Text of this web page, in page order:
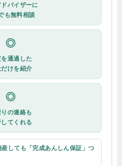
バイザーに
も無料相談
◎
通過した
けを紹介
◎
りの連絡も
てくれる
しても「完成あんしん保証」つ